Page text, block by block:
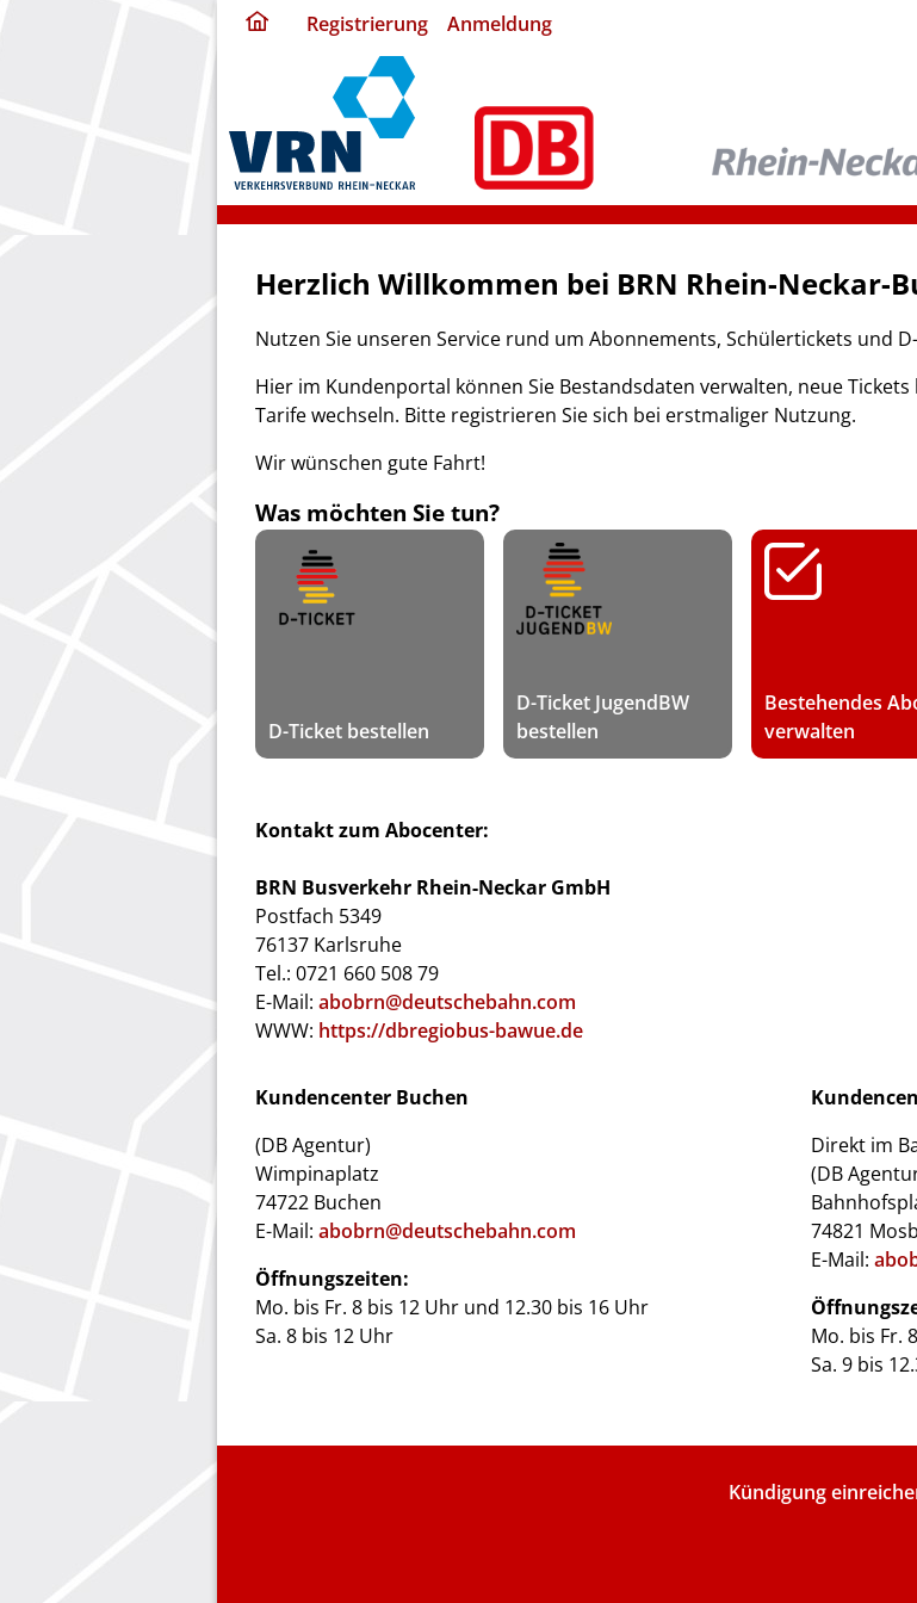
ding Registrierung Anmeldung
Herzlich Willkommen bei BRN Rhein-Neckar-
Nutzen Sie unseren Service rund um Abonnements, Schülertickets und
Hier im Kundenportal können Sie Bestandsdaten verwalten, neue
Tarife wechseln. Bitte registrieren Sie sich bei erstmaliger Nutzung.
Wir wünschen gute Fahrt!
Was möchten Sie tun?
D-Ticket bestellen
D-Ticket JugendBW
bestellen
Bestehendes
verwalten
Kontakt zum Abocenter:
BRN Busverkehr Rhein-Neckar GmbH
Postfach 5349
76137 Karlsruhe
Tel.: 0721 660 508 79
E-Mail: abobrn@deutschebahn.com
WWW: https://dbregiobus-bawue.de
Kundencenter Buchen
(DB Agentur)
Wimpinaplatz
74722 Buchen
E-Mail: abobrn@deutschebahn.com
Öffnungszeiten:
Mo. bis Fr. 8 bis 12 Uhr und 12.30 bis 16 Uhr
Sa. 8 bis 12 Uhr
Direkt im
(DB
74821
E-Mail:
Mo. bis Fr.
Sa. 9 bis
Kündigung